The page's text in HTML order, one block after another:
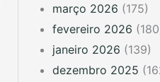
março 2026 (175)
fevereiro 2026
janeiro 2026 (139)
dezembro 2025